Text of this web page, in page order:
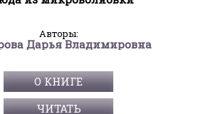
Авторы:
Дарья Владимировна
О КНИГЕ
ЧИТАТЬ